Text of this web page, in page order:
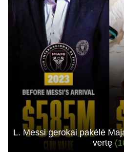
L. Messi gerokai pakėlė
vertę